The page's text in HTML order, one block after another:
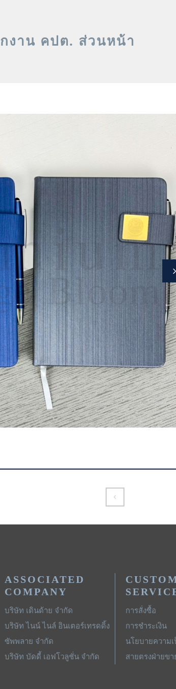
Delivery
ไซเคิล
ซอร์
งาน คปต. ส่วนหน้า
ASSOCIATED
COMPANY
บริษัท เดินด้าย จำกัด
บริษัท ไนน์ ไนล์ อินเตอร์เทรดดิ้ง
ซัพพลาย จำกัด
บริษัท บัดดี้ เอฟโวลูชั่น จำกัด
การสั่งซื้อ
การชำระเงิน
นโยบายความ
สายตรงฝ่ายขา